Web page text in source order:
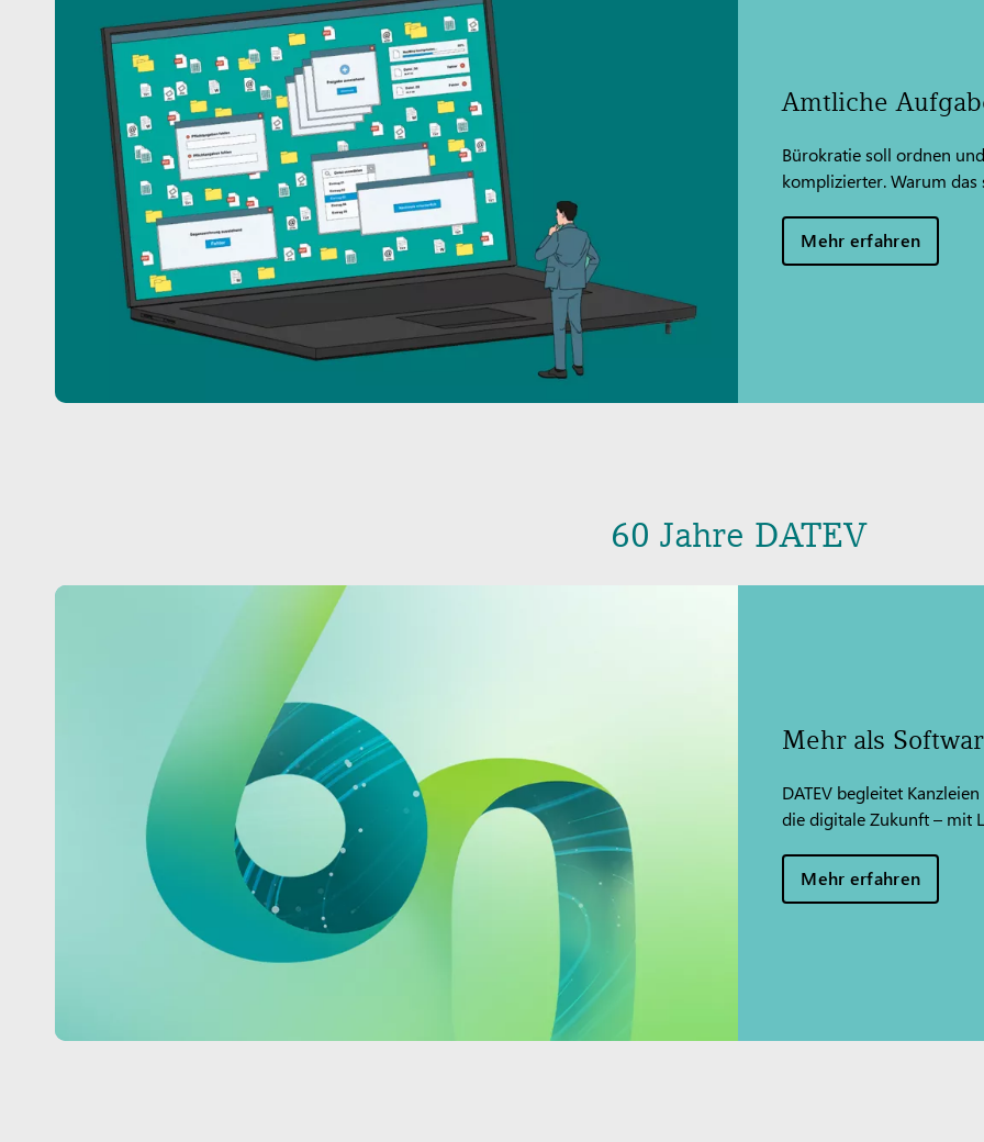
Amtliche
Bürokratie soll ordnen
komplizierter. Warum
Mehr erfahren
60 Jahre DATEV
Mehr als
DATEV begleitet
die digitale Zukunft – mit
Mehr erfahren